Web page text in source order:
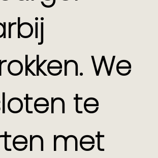
We
te
met